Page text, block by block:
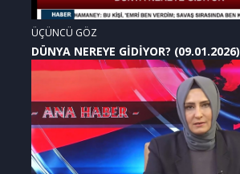
ÜÇÜNCÜ GÖZ
DÜNYA NEREYE GİDİYOR? (09.01.2026)